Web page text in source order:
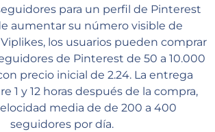
para un perfil de Pinterest
aumentar su número visible de
los usuarios pueden comprar
de Pinterest de 50 a 10.000
precio inicial de 2.24. La entrega
1 y 12 horas después de la compra,
media de de 200 a 400
seguidores por día.